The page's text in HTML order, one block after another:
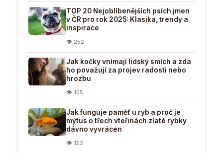
TOP 20 Nejoblíbenějších psích jmen
v ČR pro rok 2025: Klasika, trendy a
inspirace
👁 252
Jak kočky vnímají lidský smích a zda
ho považují za projev radosti nebo
hrozbu
👁 155
Jak funguje paměť u ryb a proč je
mýtus o třech vteřinách zlaté rybky
dávno vyvrácen
👁 152